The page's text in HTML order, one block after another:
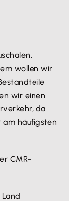
wollen wir
wir einen
da
am häufigsten
CMR-